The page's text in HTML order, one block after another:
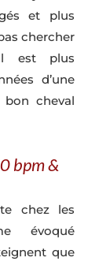
et plus
chercher
est plus
d’une
bon cheval
bpm &
chez les
évoqué
que